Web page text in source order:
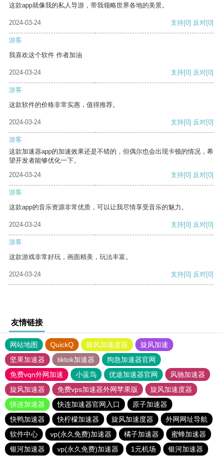
这款app就像我的私人导游，带我领略世界各地的美景。
2024-03-24 支持[0] 反对[0]
游客
我喜欢这个软件 作者加油
2024-03-24 支持[0] 反对[0]
游客
这款软件的价格非常实惠，值得推荐。
2024-03-24 支持[0] 反对[0]
游客
这款加速器app的加速效果还是不错的，但偶尔也会出现卡顿的情况，希
望开发者能够优化一下。
2024-03-24
支持[0] 反对[0]
游客
这款app的音乐资源非常优质，可以让我尽情享受音乐的魅力。
2024-03-24 支持[0] 反对[0]
游客
这款游戏非常好玩，画面精美，玩法丰富。
2024-03-24 支持[0] 反对[0]
友情链接
网站地图 QuickQ 旋风加速度器
旋风加速
坚果加速器
tiktok加速器
狗急加速器官网
免费vqn外网加速
小蓝鸟 优途加速器官网
风驰加速器
旋风加速器
免费vps加速器外网苹果版
旋风加速度器
快连加速器
快连加速器官网入口
原子加速器
快鸭加速器
快柠檬加速器 旋风加速度器
外网网址导航
软件中心
vp(永久免费)加速器 橘子加速器
蜜蜂加速器
银河加速器
vp(永久免费)加速器 1元机场 银河加速器